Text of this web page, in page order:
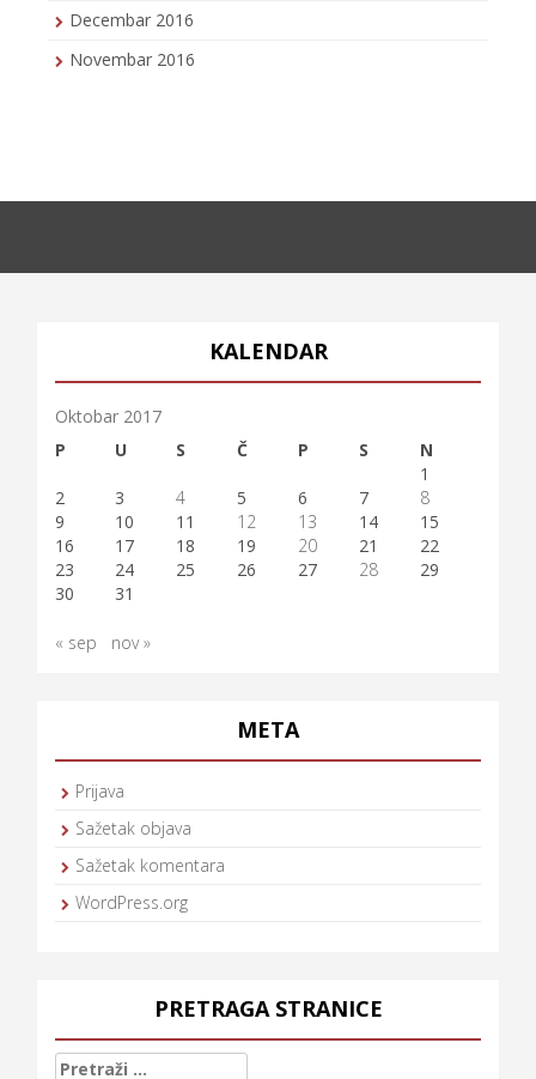
Decembar 2016
Novembar 2016
KALENDAR
Oktobar 2017
P
U S Č P S
N
1
2
3 4 5 6 7
8
9
10 11 12 13 14
15
16
17 18 19 20 21
22
23
24 25 26 27 28
29
30
31
« sep nov »
META
Prijava
Sažetak objava
Sažetak komentara
WordPress.org
PRETRAGA STRANICE
Pretraga: